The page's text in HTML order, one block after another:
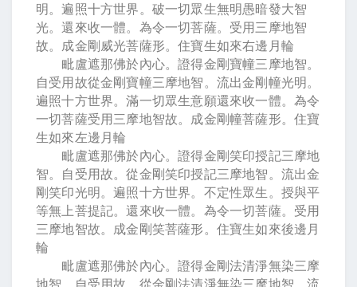
明。遍照十方世界。破一切眾生無明愚暗發大智
光。還來收一體。為令一切菩薩。受用三摩地智
故。成金剛威光菩薩形。住寶生如來右邊月輪
毗盧遮那佛於內心。證得金剛寶幢三摩地智。
自受用故從金剛寶幢三摩地智。流出金剛幢光明。
遍照十方世界。滿一切眾生意願還來收一體。為令
一切菩薩受用三摩地智故。成金剛幢菩薩形。住寶
生如來左邊月輪
毗盧遮那佛於內心。證得金剛笑印授記三摩地
智。自受用故。從金剛笑印授記三摩地智。流出金
剛笑印光明。遍照十方世界。不定性眾生。授與平
等無上菩提記。還來收一體。為令一切菩薩。受用
三摩地智故。成金剛笑菩薩形。住寶生如來後邊月
輪
毗盧遮那佛於內心。證得金剛法清淨無染三摩
地智。自受用故。從金剛法清淨無染三摩地智。流